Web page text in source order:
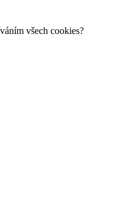
všech cookies?